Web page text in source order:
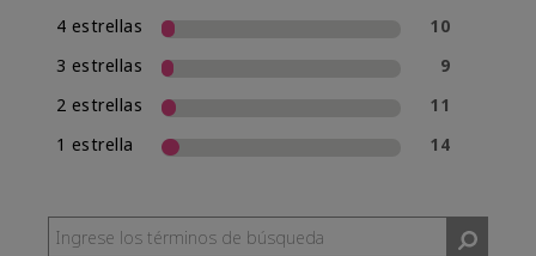
4 estrellas
10
3 estrellas
9
2 estrellas
11
1 estrella
14